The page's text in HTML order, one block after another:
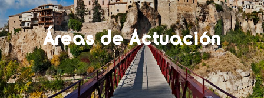
Áreas de Actuación